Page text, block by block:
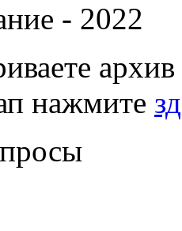
- 2022
нажмите